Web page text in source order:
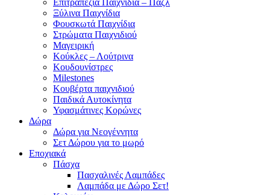
Επιτραπέζια Παιχνίδια – Παζλ
Ξύλινα Παιχνίδια
Φουσκωτά Παιχνίδια
Στρώματα Παιχνιδιού
Μαγειρική
Κούκλες – Λούτρινα
Κουδουνίστρες
Milestones
Κουβέρτα παιχνιδιού
Παιδικά Αυτοκίνητα
Υφασμάτινες Κορώνες
Δώρα
Δώρα για Νεογέννητα
Σετ Δώρου για το μωρό
Εποχιακά
Πάσχα
Πασχαλινές Λαμπάδες
Λαμπάδα με Δώρο Σετ!